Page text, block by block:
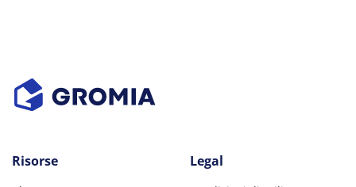
Risorse Legal